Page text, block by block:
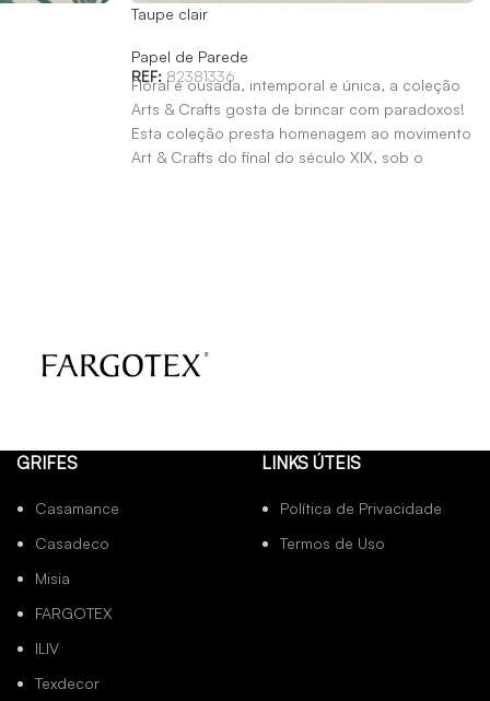
Taupe clair
Papel de Parede
REF: 82381336
Floral e ousada, intemporal e única, a coleção
Arts & Crafts gosta de brincar com paradoxos!
Esta coleção presta homenagem ao movimento
Art & Crafts do final do século XIX, sob o
GRIFES
Casamance
Casadeco
Misia
FARGOTEX
ILIV
Texdecor
LINKS ÚTEIS
Política de Privacidade
Termos de Uso